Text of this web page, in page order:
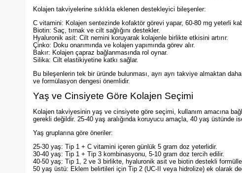
Kolajen takviyelerine sıklıkla eklenen destekleyici bileşenler:
C vitamini: Kolajen sentezinde kofaktör görevi yapar, 60-80 mg yeterli
Biotin: Saç, tırnak ve cilt sağlığını destekler.
Hyaluronik asit: Cilt nemini koruyarak kolajenle birlikte etkisini artırır.
Çinko: Doku onarımında ve kolajen yapımında görev alır.
Bakır: Kolajen çapraz bağlanmasında rol oynar.
Silika: Cilt elastikiyetine katkı sağlar.
Bu bileşenlerin tek bir üründe bulunması, ayrı ayrı takviye almaktan
ve formülasyon dengesi önemlidir.
Yaş ve Cinsiyete Göre Kolajen Seçimi
Kolajen takviyesinin yaş ve cinsiyete göre seçimi, kullanım amacına
gerekli değildir. 25-40 yaş aralığında koruyucu amaçla, 40 yaş üstünde
Yaş gruplarına göre öneriler:
25-30 yaş: Tip 1 + C vitamini içeren günlük 5 gram doz yeterlidir.
30-40 yaş: Tip 1 + Tip 3 kombinasyonu, 5-10 gram doz tercih edilir.
40-50 yaş: Tip 1, 2 ve 3 birlikte, hyaluronik asit ve biotin destekli
50 yaş üstü: Eklem belirtileri için Tip 2 (UC-II veya hidrolize) ek olarak